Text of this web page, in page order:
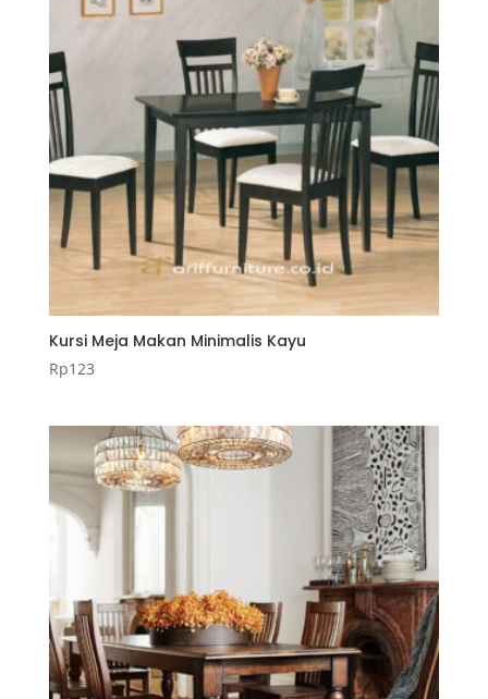
Kursi Meja Makan Minimalis Kayu
Rp123